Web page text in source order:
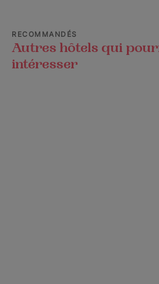
RECOMMANDÉS
Autres hôtels qui
intéresser